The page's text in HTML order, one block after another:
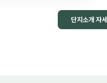
단지소개 자